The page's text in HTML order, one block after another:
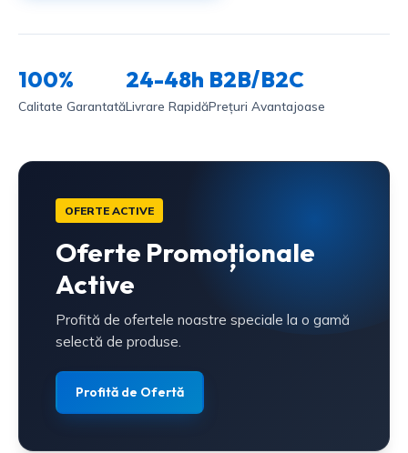
100%
Calitate Garantată
24-48h
Livrare Rapidă
B2B/B2C
Prețuri Avantajoase
OFERTE ACTIVE
Oferte Promoționale
Active
Profită de ofertele noastre speciale la o gamă
selectă de produse.
Profită de Ofertă